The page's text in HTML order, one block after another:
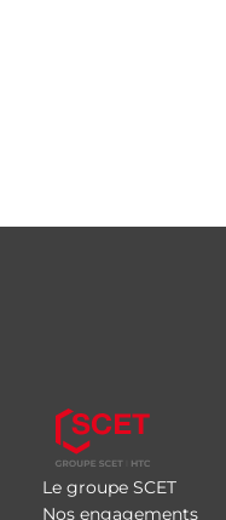
Le groupe SCET
Nos engagements